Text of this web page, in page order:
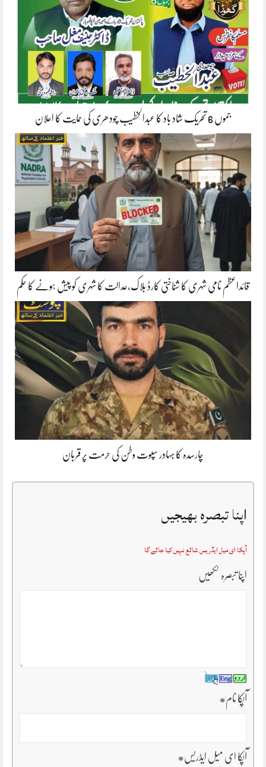
جموں 6 تحریک شاد باد کا عبدالخطیب چودھری کی حمایت کا اعلان
قائداعظم نامی شہری کا شناختی کارڈ بلاک،عدالت کا شہری کو پیش ہونے کا حکم
چارسدہ کا بہادر سپوت وطن کی حرمت پر قربان
اپنا تبصرہ بھیجیں
آپکا ای میل ایڈریس شائع نہیں کیا جائے گا
اپنا تبصرہ لکھیں
آپکا نام*
آپکا ای میل ایڈریس*